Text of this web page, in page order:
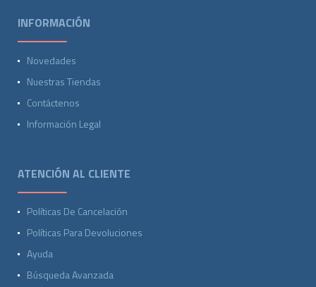
INFORMACIÓN
Novedades
Nuestras Tiendas
Contáctenos
Información Legal
ATENCIÓN AL CLIENTE
Políticas De Cancelación
Políticas Para Devoluciones
Ayuda
Búsqueda Avanzada